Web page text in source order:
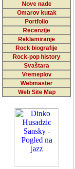
Nove nade
Omarov kutak
Portfolio
Recenzije
Reklamiranje
Rock biografije
Rock-pop history
Svaštara
Vremeplov
Webmaster
Web Site Map